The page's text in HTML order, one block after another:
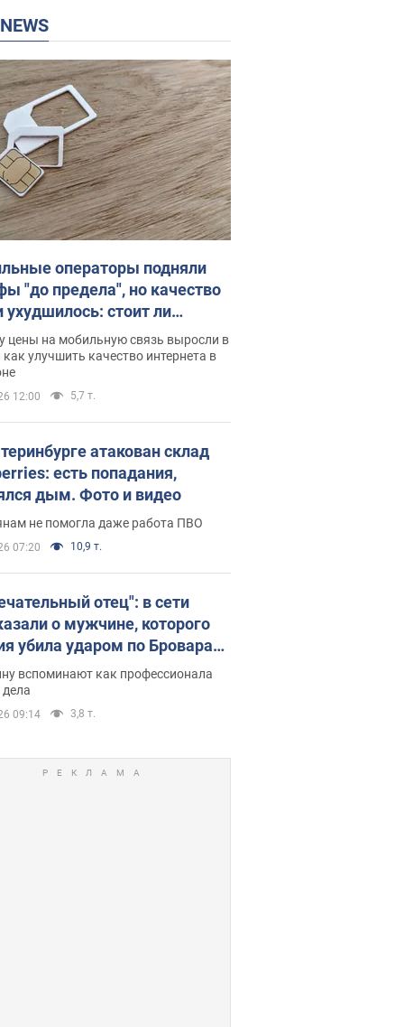
NEWS
операторы подняли
"до предела", но качество
ухудшилось: стоит ли
на цены
цены на мобильную связь выросли в
улучшить качество интернета в
12:00 5,7 т.
атакован склад
есть попадания,
дым. Фото и видео
не помогла даже работа ПВО
07:20 10,9 т.
отец": в сети
о мужчине, которого
убила ударом по Броварам.
вспоминают как профессионала
дела
09:14 3,8 т.